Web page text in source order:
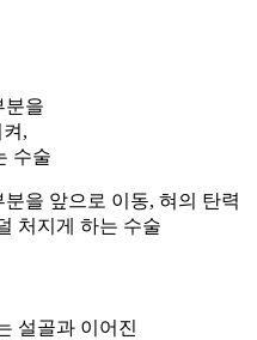
분을
,
수술
을 앞으로 이동, 혀의 탄력
처지게 하는 수술
설골과 이어진